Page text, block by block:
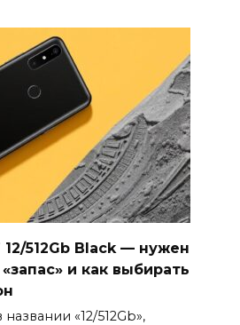
12/512Gb Black — нужен
и как выбирать
«12/512Gb»,